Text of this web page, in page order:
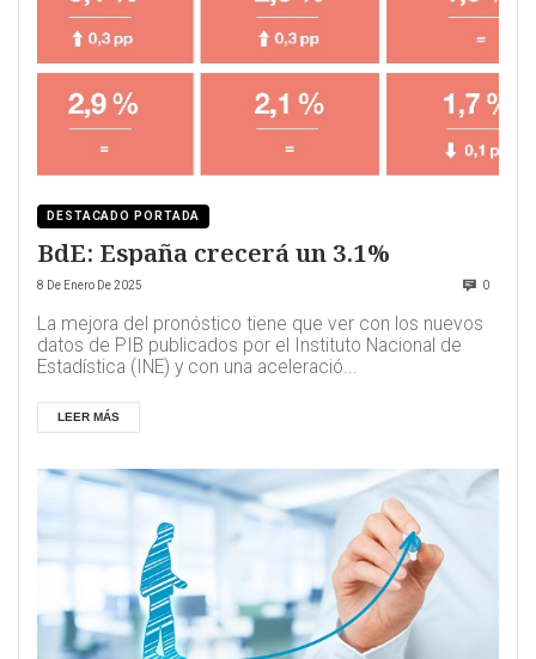
DESTACADO PORTADA
BdE: España crecerá un 3.1%
8 De Enero De 2025 0
La mejora del pronóstico tiene que ver con los nuevos
datos de PIB publicados por el Instituto Nacional de
Estadística (INE) y con una aceleració...
LEER MÁS